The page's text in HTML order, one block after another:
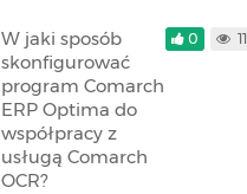
W jaki sposób
skonfigurować
program Comarch
ERP Optima do
współpracy z
usługą Comarch
OCR?
0